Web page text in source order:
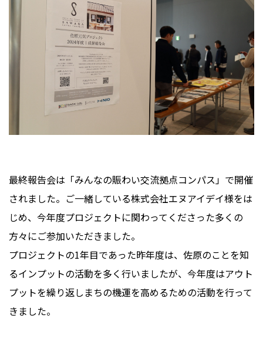
最終報告会は「みんなの賑わい交流拠点コンパス」で開催
されました。ご一緒している株式会社エヌアイデイ様をは
じめ、今年度プロジェクトに関わってくださった多くの
方々にご参加いただきました。
プロジェクトの1年目であった昨年度は、佐原のことを知
るインプットの活動を多く行いましたが、今年度はアウト
プットを繰り返しまちの機運を高める​​ための活動を行って
きました。